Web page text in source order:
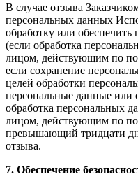
В случае отзыва
персональных данных
обработку или обеспечить
(если обработка
лицом, действующим по
если сохранение
целей обработки
персональные данные или
обработка персональных
лицом, действующим по
превышающий тридцати
отзыва.
7. Обеспечение